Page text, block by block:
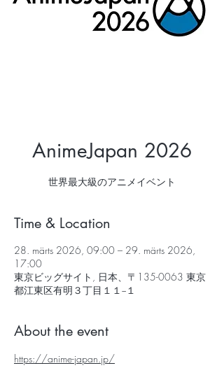
AnimeJapan 2026
世界最大級のアニメイベント
Time & Location
28. märts 2026, 09:00 – 29. märts 2026,
17:00
東京ビッグサイト, 日本、〒135-0063 東京
都江東区有明３丁目１１−１
About the event
https://anime-japan.jp/